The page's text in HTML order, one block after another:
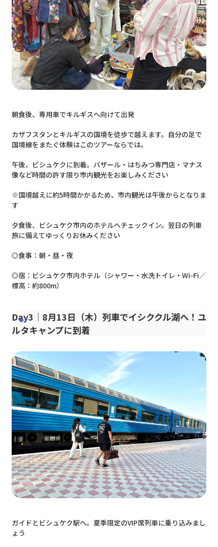
朝食後、専用車でキルギスへ向けて出発
カザフスタンとキルギスの国境を徒歩で越えます。自分の足で
国境線をまたぐ体験はこのツアーならでは。
午後、ビシュケクに到着。バザール・はちみつ専門店・マナス
像など時間の許す限り市内観光をお楽しみください
※国境越えに約5時間かかるため、市内観光は午後からとなりま
す
夕食後、ビシュケク市内のホテルへチェックイン。翌日の列車
旅に備えてゆっくりお休みください
◎食事：朝・昼・夜
◎宿：ビシュケク市内ホテル（シャワー・水洗トイレ・Wi-Fi／
標高：約800m）
Day3｜8月13日（木）列車でイシククル湖へ！ユ
ルタキャンプに到着
ガイドとビシュケク駅へ。夏季限定のVIP席列車に乗り込みまし
ょう